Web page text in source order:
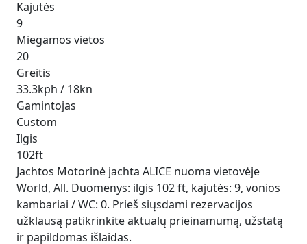
Kajutės
9
Miegamos vietos
20
Greitis
33.3kph / 18kn
Gamintojas
Custom
Ilgis
102ft
Jachtos Motorinė jachta ALICE nuoma vietovėje
World, All. Duomenys: ilgis 102 ft, kajutės: 9, vonios
kambariai / WC: 0. Prieš siųsdami rezervacijos
užklausą patikrinkite aktualų prieinamumą, užstatą
ir papildomas išlaidas.